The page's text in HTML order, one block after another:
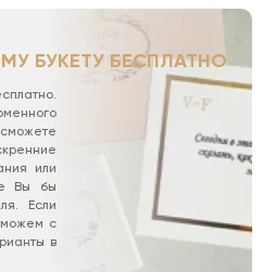
БУКЕТУ БЕСПЛАТНО
или
Вы бы
Если
с
в